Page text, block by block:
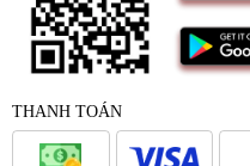
THANH TOÁN